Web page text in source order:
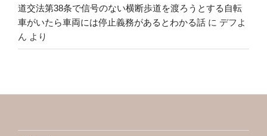
道交法第38条で信号のない横断歩道を渡ろうとする自転
車がいたら車両には停止義務があるとわかる話 に デフよ
ん より